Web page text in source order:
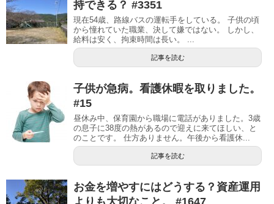
持できる？ #3351
現在54歳、路線バスの運転手をしている。 子供の頃
から憧れていた職業、決して嫌ではない。 しかし、
給料は安く、拘束時間は長い。 ...
記事を読む
子供が急病。看護休暇を取りました。
#15
昼休み中、保育園から職場に電話がありました。3歳
の息子に38度の熱があるので迎えに来てほしい、と
のことです。 仕方ありません。午後から看護休...
記事を読む
お金を増やすにはどうする？資産運用
よりも大切なこと。 #1647